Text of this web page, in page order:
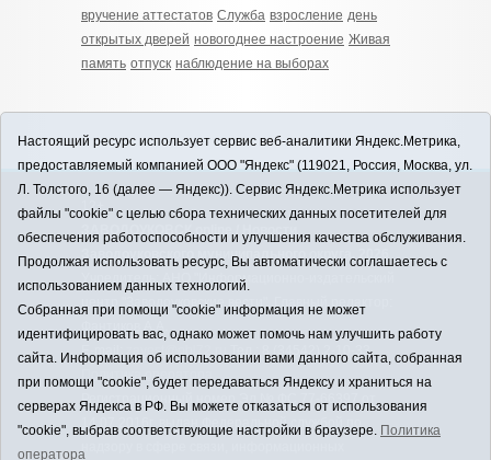
вручение аттестатов Служба взросление день
открытых дверей новогоднее настроение Живая
память отпуск наблюдение на выборах
12+
ЗАВОДОУКОВСК online / Новости
Заводоуковского муниципального округа, 2026
Учредитель: АНО "Информационно-издательский
центр "Заводоуковские вести". Главный редактор:
E-mail:
zavest@obl72.ru
Тел.: 8 (34542) 2-10-33
Политика оператора
Регистрационный номер Эл № ФС 77-66397 от
14.07.2016г. выдан Федеральной службой по
Настоящий ресурс использует сервис веб-аналитики Яндекс.Метрика,
предоставляемый компанией ООО "Яндекс" (119021, Россия, Москва, ул.
Л. Толстого, 16 (далее — Яндекс)). Сервис Яндекс.Метрика использует
файлы "cookie" с целью сбора технических данных посетителей для
обеспечения работоспособности и улучшения качества обслуживания.
Продолжая использовать ресурс, Вы автоматически соглашаетесь с
использованием данных технологий.
Собранная при помощи "cookie" информация не может
идентифицировать вас, однако может помочь нам улучшить работу
сайта. Информация об использовании вами данного сайта, собранная
при помощи "cookie", будет передаваться Яндексу и храниться на
серверах Яндекса в РФ. Вы можете отказаться от использования
"cookie", выбрав соответствующие настройки в браузере. Политика
оператора